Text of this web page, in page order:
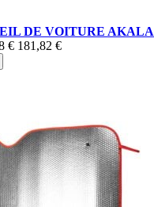
DE VOITURE AKALA
€ 181,82 €